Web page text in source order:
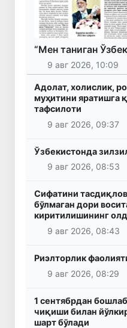
“Мен таниган
9 авг 2026, 10:09
Адолат, холислик,
муҳитини яратишга
тафсилоти
9 авг 2026, 09:37
Ўзбекистонда
9 авг 2026, 08:53
Сифатини
бўлмаган дори
киритилишининг
9 авг 2026, 08:43
Риэлторлик
9 авг 2026, 08:29
1 сентябрдан
чиқиши билан
шарт бўлади